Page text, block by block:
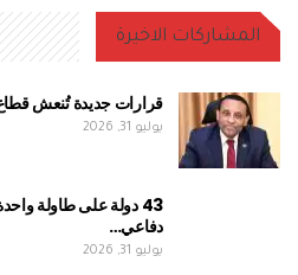
المشاركات الاخيرة
قرارات جديدة تُنعش
يوليو 31, 2026
43 دولة على طاولة
دفاعي…
يوليو 31, 2026